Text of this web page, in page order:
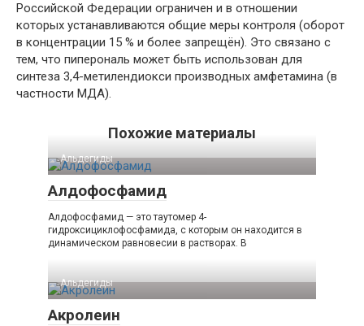
Российской Федерации ограничен и в отношении
которых устанавливаются общие меры контроля (оборот
в концентрации 15 % и более запрещён). Это связано с
тем, что пиперональ может быть использован для
синтеза 3,4-метилендиокси производных амфетамина (в
частности МДА).
Похожие материалы
Альдегиды
Алдофосфамид
Алдофосфамид — это таутомер 4-
гидроксициклофосфамида, с которым он находится в
динамическом равновесии в растворах. В
Альдегиды
Акролеин